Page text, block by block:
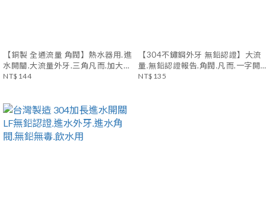
【銅製 全通流量 角閥】熱水器用.進
水開關.大流量外牙.三角凡而.加大三
角閥.球芯角閥.冷熱水皆適用
NT$144
【304不鏽鋼外牙 無鉛認證】大流
量.無鉛認證報告.角閥.凡而.一字開
關.三角凡而(整組)
NT$135